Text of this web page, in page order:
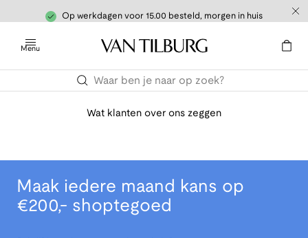
Op werkdagen voor 15.00 besteld, morgen in huis
Menu
Wat klanten over ons zeggen
Maak iedere maand kans op
€200,- shoptegoed